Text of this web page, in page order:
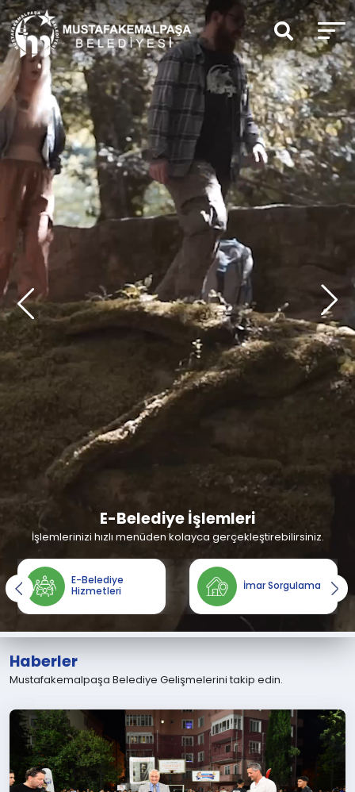
E-Belediye İşlemleri
İşlemlerinizi hızlı menüden kolayca gerçekleştirebilirsiniz.
E-Belediye
Hizmetleri
İmar Sorgulama
Haberler
Mustafakemalpaşa Belediye Gelişmelerini takip edin.